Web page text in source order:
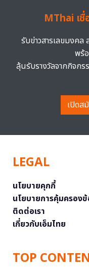
MThai เชื่
รับข่าวสารเลขมงคล
พร้
ลุ้นรับรางวัลจากกิจกร
เปิดส
LEGAL
นโยบายคุกกี้
นโยบายการคุ้มครอง
ติดต่อเรา
เกี่ยวกับเอ็มไทย
TOP